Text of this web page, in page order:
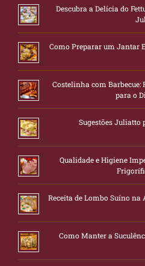
Descubra a Delícia do
Como Preparar um Jantar
Costelinha com Barbecue:
para o
Sugestões Juliatto
Qualidade e Higiene
Receita de Lombo Suíno
Como Manter a